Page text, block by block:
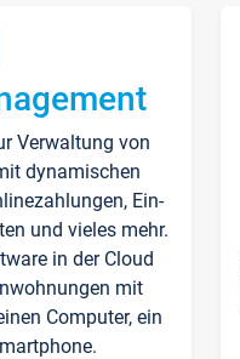
Verwaltung von
dynamischen
Ein-
und vieles mehr.
in der Cloud
mit
Computer, ein